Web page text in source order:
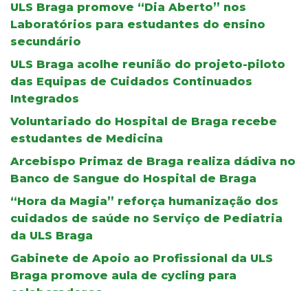
ULS Braga promove “Dia Aberto” nos
Laboratórios para estudantes do ensino
secundário
ULS Braga acolhe reunião do projeto-piloto
das Equipas de Cuidados Continuados
Integrados
Voluntariado do Hospital de Braga recebe
estudantes de Medicina
Arcebispo Primaz de Braga realiza dádiva no
Banco de Sangue do Hospital de Braga
“Hora da Magia” reforça humanização dos
cuidados de saúde no Serviço de Pediatria
da ULS Braga
Gabinete de Apoio ao Profissional da ULS
Braga promove aula de cycling para